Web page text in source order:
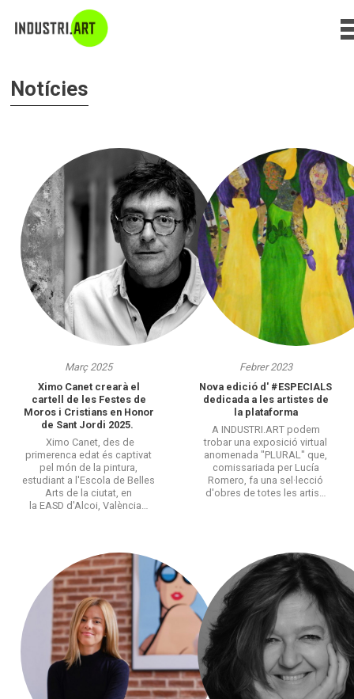
Notícies
Març 2025
Ximo Canet crearà el
cartell de les Festes de
Moros i Cristians en Honor
de Sant Jordi 2025.
Ximo Canet, des de
primerenca edat és captivat
pel món de la pintura,
estudiant a l'Escola de Belles
Arts de la ciutat, en
la EASD d'Alcoi, València…
Febrer 2023
Nova edició d' #ESPECIALS
dedicada a les artistes de
la plataforma
A INDUSTRI.ART podem
trobar una exposició virtual
anomenada "PLURAL" que,
comissariada per Lucía
Romero, fa una sel·lecció
d'obres de totes les artis…